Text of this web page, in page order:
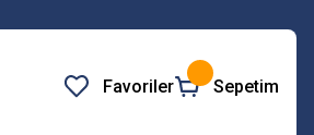
Favoriler Sepetim